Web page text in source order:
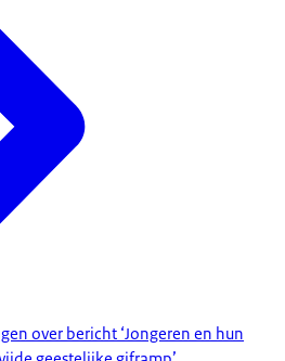
over bericht ‘Jongeren en hun